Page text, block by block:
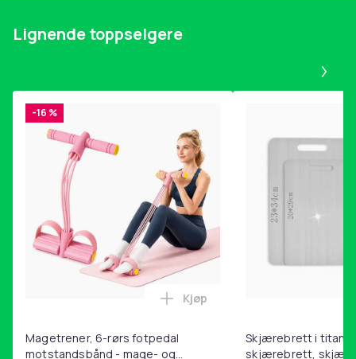
Lignende toppselgere
-16 %
Magetrener, 6-rørs fotpedal
motstandsbånd - mage- og
Legg Magetrener, 6-rørs
Kjøp
Skjærebrett i titan,
skjærebrett,